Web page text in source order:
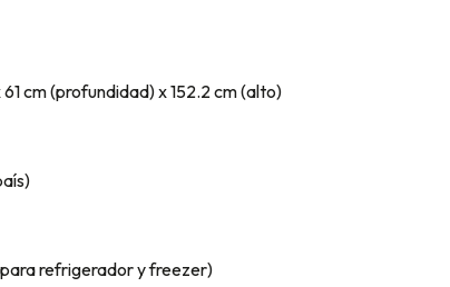
cm (profundidad) x 152.2 cm (alto)
refrigerador y freezer)